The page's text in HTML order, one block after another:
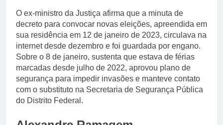
O ex-ministro da Justiça afirma que a minuta de
decreto para convocar novas eleições, apreendida em
sua residência em 12 de janeiro de 2023, circulava na
internet desde dezembro e foi guardada por engano.
Sobre o 8 de janeiro, sustenta que estava de férias
marcadas desde julho de 2022, aprovou plano de
segurança para impedir invasões e manteve contato
com o substituto na Secretaria de Segurança Pública
do Distrito Federal.